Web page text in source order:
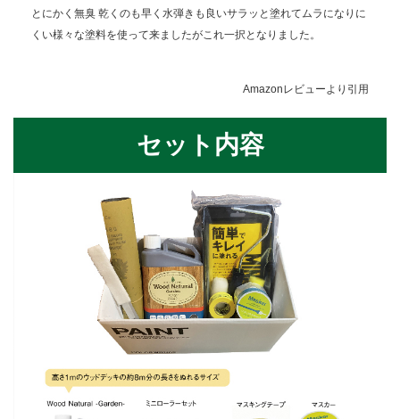
とにかく無臭 乾くのも早く水弾きも良いサラッと塗れてムラになりに
くい様々な塗料を使って来ましたがこれ一択となりました。
Amazonレビューより引用
セット内容